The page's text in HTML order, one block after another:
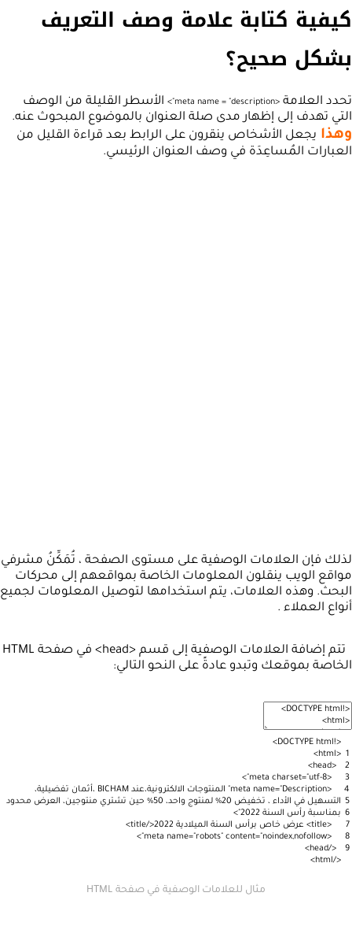
كيفية كتابة علامة وصف التعريف
بشكل صحيح؟
تحدد العلامة <
meta name = "description"
> الأسطر القليلة من الوصف
التي تهدف إلى إظهار مدى صلة العنوان بالموضوع المبحوث عنه.
وهذا يجعل الأشخاص ينقرون على الرابط بعد قراءة القليل من
العبارات المُساعِدَة في وصف العنوان الرئيسي.
لذلك فإن العلامات الوصفية على مستوى الصفحة ، تُمَكِّنُ مشرفي
مواقع الويب ينقلون المعلومات الخاصة بمواقعهم إلى محركات
البحث. وهذه العلامات، يتم استخدامها لتوصيل المعلومات لجميع
أنواع العملاء .
تتم إضافة العلامات الوصفية إلى قسم <head> في صفحة HTML
الخاصة بموقعك وتبدو عادةً على النحو التالي:
1
2
3
4
5
6
7
8
9
<
!
DOCTYPE html
>
<
html
>
<
head
>
<
meta charset= "utf-8"
>
<
meta name= "Description" المنتوجات الالكترونية،عند BICHAM ،أثمان تفضيلية،
التسهيل في الأداء ، تخفيض 20
% لمنتوج واحد، 50
% حين تشتري منتوجين، العرض محدود
بمناسبة رأس السنة 2022
">
<title> عرض خاص برأس السنة الميلادية 2022</title>
<meta name="
robots " content=" noindex,nofollow
>
<
/
head
>
<
/
html
>
مثال للعلامات الوصفية في صفحة HTML